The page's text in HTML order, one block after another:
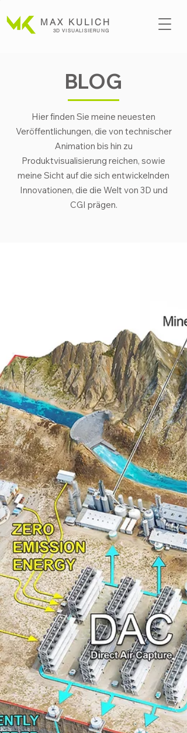
MAX KULICH
3D VISUALISIERUNG
BLOG
Hier finden Sie meine neuesten
Veröffentlichungen, die von technischer
Animation bis hin zu
Produktvisualisierung reichen, sowie
meine Sicht auf die sich entwickelnden
Innovationen, die die Welt von 3D und
CGI prägen.